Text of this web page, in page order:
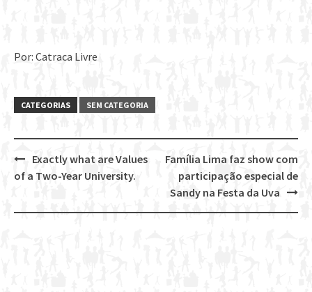
Por: Catraca Livre
CATEGORIAS SEM CATEGORIA
Post
Família Lima faz show com
participação especial de
Sandy na Festa da Uva
Exactly what are Values
of a Two-Year University.